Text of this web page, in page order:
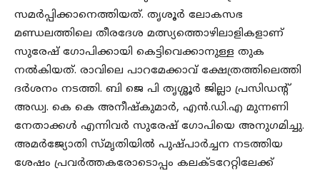
സമർപ്പിക്കാനെത്തിയത്. തൃശൂർ ലോകസഭ
മണ്ഡലത്തിലെ തീരദേശ മത്സ്യത്തൊഴിലാളികളാണ്
സുരേഷ് ഗോപിക്കായി കെട്ടിവെക്കാനുള്ള തുക
നൽകിയത്. രാവിലെ പാറമേക്കാവ് ക്ഷേത്രത്തിലെത്തി
ദർശനം നടത്തി. ബി ജെ പി തൃശ്ശൂർ ജില്ലാ പ്രസിഡൻ്റ്
അഡ്വ. കെ കെ അനീഷ്‌കുമാർ, എൻ.ഡി.എ മുന്നണി
നേതാക്കൾ എന്നിവർ സുരേഷ് ഗോപിയെ അനുഗമിച്ചു.
അമർജ്യോതി സ്മൃതിയിൽ പുഷ്‌പാർച്ചന നടത്തിയ
ശേഷം പ്രവർത്തകരോടൊപ്പം കലക്ടറേറ്റിലേക്ക്